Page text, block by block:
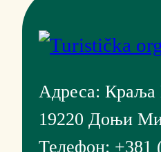
Адреса: Краља
19220 Доњи
Телефон: +381